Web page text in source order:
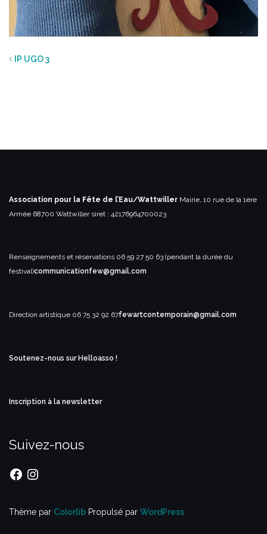
IP UGO 3
Association pour la Fête de l’Eau/Wattwiller Mairie, 10 rue de la 1ère
Armée 68700 Wattwillersiret : 42176964700023
Renseignements et réservations 06 59 27 50 63 (pendant la durée du
festival)communicationfew@gmail.com
Direction artistique 06 75 32 92 67fewartcontemporain@gmail.com
Soutenez-nous sur Helloasso !
Inscription à la newsletter
Suivez-nous
FacebookInstagram
Thème par Colorlib Propulsé par WordPress